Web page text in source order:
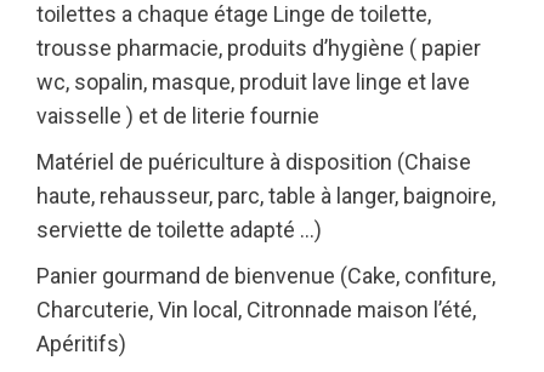
toilettes a chaque étage Linge de toilette,
trousse pharmacie, produits d’hygiène ( papier
wc, sopalin, masque, produit lave linge et lave
vaisselle ) et de literie fournie
Matériel de puériculture à disposition (Chaise
haute, rehausseur, parc, table à langer, baignoire,
serviette de toilette adapté …)
Panier gourmand de bienvenue (Cake, confiture,
Charcuterie, Vin local, Citronnade maison l’été,
Apéritifs)